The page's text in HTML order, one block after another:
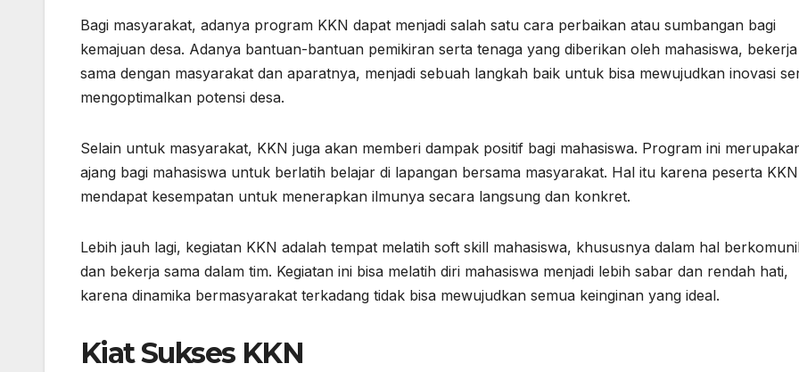
Bagi masyarakat, adanya program KKN dapat menjadi salah satu cara perbaikan atau sumbangan bagi
kemajuan desa. Adanya bantuan-bantuan pemikiran serta tenaga yang diberikan oleh mahasiswa, bekerja
sama dengan masyarakat dan aparatnya, menjadi sebuah langkah baik untuk bisa mewujudkan inovasi
mengoptimalkan potensi desa.
Selain untuk masyarakat, KKN juga akan memberi dampak positif bagi mahasiswa. Program ini
ajang bagi mahasiswa untuk berlatih belajar di lapangan bersama masyarakat. Hal itu karena peserta KKN
mendapat kesempatan untuk menerapkan ilmunya secara langsung dan konkret.
Lebih jauh lagi, kegiatan KKN adalah tempat melatih soft skill mahasiswa, khususnya dalam hal
dan bekerja sama dalam tim. Kegiatan ini bisa melatih diri mahasiswa menjadi lebih sabar dan rendah hati,
karena dinamika bermasyarakat terkadang tidak bisa mewujudkan semua keinginan yang ideal.
Kiat Sukses KKN